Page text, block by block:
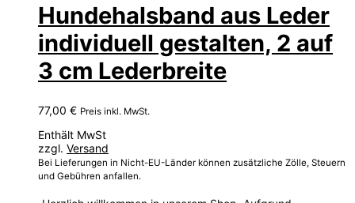
Hundehalsband aus Leder
individuell gestalten, 2 auf
3 cm Lederbreite
77,00 € Preis inkl. MwSt.
Enthält MwSt
zzgl. Versand
Bei Lieferungen in Nicht-EU-Länder können zusätzliche Zölle, Steuern
und Gebühren anfallen.